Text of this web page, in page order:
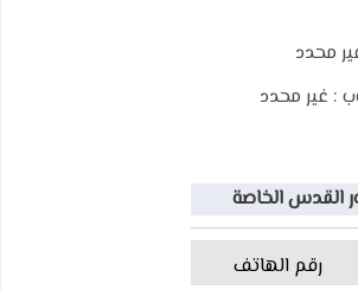
محدد
: غير محدد
القدس الخاصة
رقم الهاتف